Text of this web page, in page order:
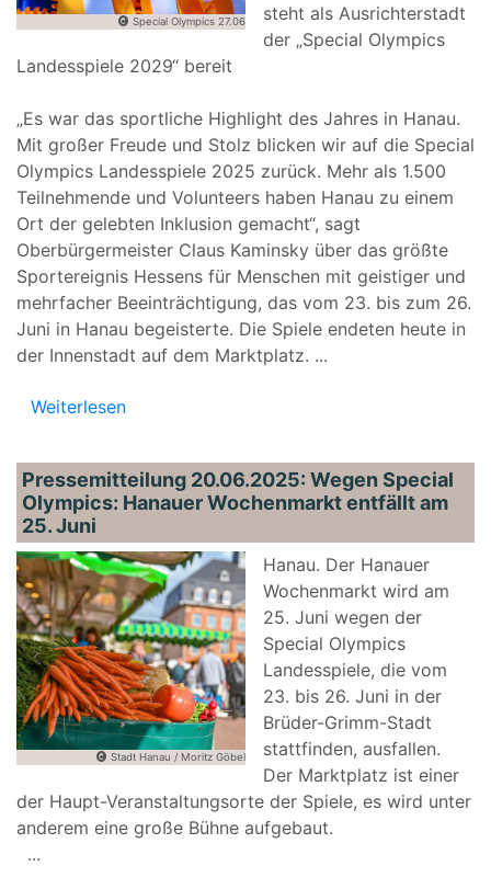
Special Olympics 27.06
steht als Ausrichterstadt
der „Special Olympics
Landesspiele 2029“ bereit
„Es war das sportliche Highlight des Jahres in Hanau.
Mit großer Freude und Stolz blicken wir auf die Special
Olympics Landesspiele 2025 zurück. Mehr als 1.500
Teilnehmende und Volunteers haben Hanau zu einem
Ort der gelebten Inklusion gemacht“, sagt
Oberbürgermeister Claus Kaminsky über das größte
Sportereignis Hessens für Menschen mit geistiger und
mehrfacher Beeinträchtigung, das vom 23. bis zum 26.
Juni in Hanau begeisterte. Die Spiele endeten heute in
der Innenstadt auf dem Marktplatz. ...
Weiterlesen
Pressemitteilung 20.06.2025: Wegen Special
Olympics: Hanauer Wochenmarkt entfällt am
25. Juni
Stadt Hanau / Moritz Göbel
Hanau. Der Hanauer
Wochenmarkt wird am
25. Juni wegen der
Special Olympics
Landesspiele, die vom
23. bis 26. Juni in der
Brüder-Grimm-Stadt
stattfinden, ausfallen.
Der Marktplatz ist einer
der Haupt-Veranstaltungsorte der Spiele, es wird unter
anderem eine große Bühne aufgebaut.
...